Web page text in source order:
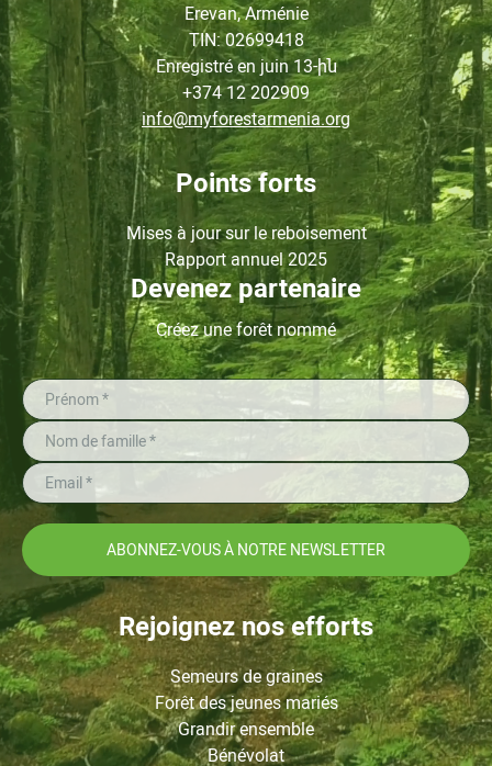
Erevan, Arménie
TIN: 02699418
Enregistré en juin13-ին
+374 12 202909
info@myforestarmenia.org
Points forts
Mises à jour sur le reboisement
Rapport annuel 2025
Devenez partenaire
Créez une forêt nommé
ABONNEZ-VOUS À NOTRE NEWSLETTER
Rejoignez nos efforts
Semeurs de graines
Forêt des jeunes mariés
Grandir ensemble
Bénévolat